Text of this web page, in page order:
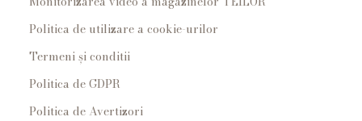
Politica de utilizare a cookie-urilor
Termeni și conditii
Politica de GDPR
Politica de Avertizori